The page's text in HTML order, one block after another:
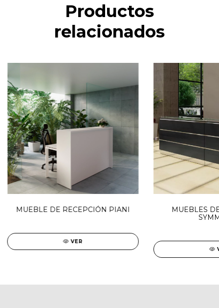
Productos
relacionados
MUEBLE DE RECEPCIÓN PIANI
VER
MUEBLES